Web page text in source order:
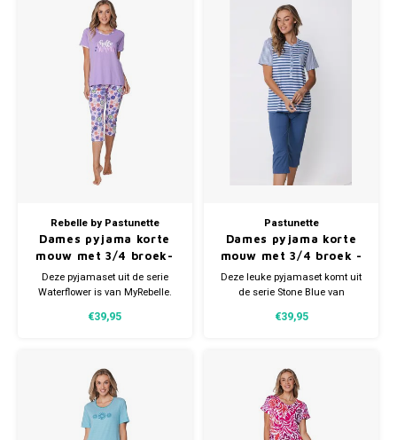
mouwen.
Rebelle by Pastunette
Dames pyjama korte
mouw met 3/4 broek-
waterflower purple
Deze pyjamaset uit de serie
Waterflower is van MyRebelle.
driekwart broek. De top is
€39,95
Pastunette
Dames pyjama korte
mouw met 3/4 broek -
blue gestreept
Deze leuke pyjamaset komt uit
de serie Stone Blue van
bestaat uit een top en een
€39,95